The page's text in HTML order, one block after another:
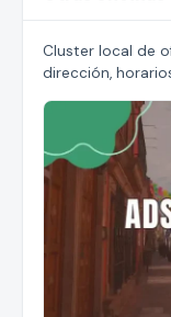
Cluster local de
dirección,